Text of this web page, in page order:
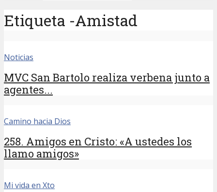
Etiqueta -Amistad
Noticias
MVC San Bartolo realiza verbena junto a
agentes...
Camino hacia Dios
258. Amigos en Cristo: «A ustedes los
llamo amigos»
Mi vida en Xto